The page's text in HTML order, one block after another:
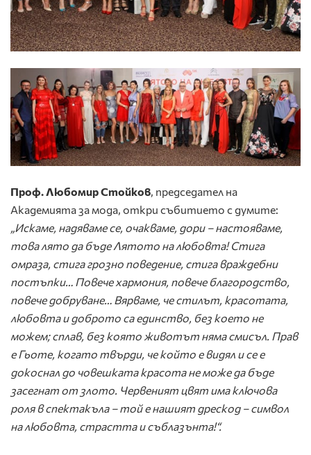
Проф. Любомир Стойков, председател на
Академията за мода, откри събитието с думите:
„Искаме, надяваме се, очакваме, дори – настояваме,
това лято да бъде Лятото на любовта! Стига
омраза, стига грозно поведение, стига враждебни
постъпки… Повече хармония, повече благородство,
повече добруване… Вярваме, че стилът, красотата,
любовта и доброто са единство, без което не
можем; сплав, без която животът няма смисъл. Прав
е Гьоте, когато твърди, че който е видял и се е
докоснал до човешката красота не може да бъде
засегнат от злото. Червеният цвят има ключова
роля в спектакъла – той е нашият дрескод – символ
на любовта, страстта и съблазънта!“.